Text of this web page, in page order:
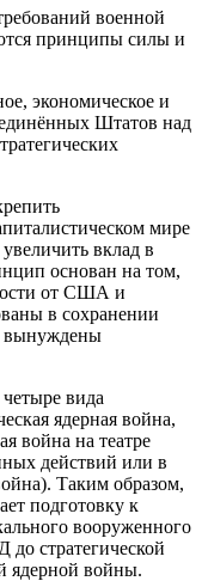
военной
принципы силы и
экономическое и
Штатов над
мире
вклад в
основан на том,
от США и
в сохранении
вынуждены
вида
ядерная война,
война на театре
действий или в
Таким образом,
подготовку к
вооруженного
стратегической
ядерной войны.